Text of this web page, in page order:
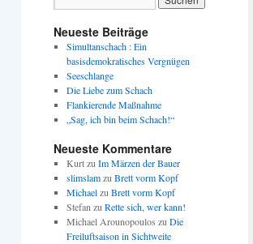
Neueste Beiträge
Simultanschach : Ein
basisdemokratisches Vergnügen
Seeschlange
Die Liebe zum Schach
Flankierende Maßnahme
„Sag, ich bin beim Schach!“
Neueste Kommentare
Kurtzu Im Märzen der Bauer
slimslamzu Brett vorm Kopf
Michaelzu Brett vorm Kopf
Stefan zu Rette sich, wer kann!
Michael Arounopoulos zu Die
Freiluftsaison in Sichtweite